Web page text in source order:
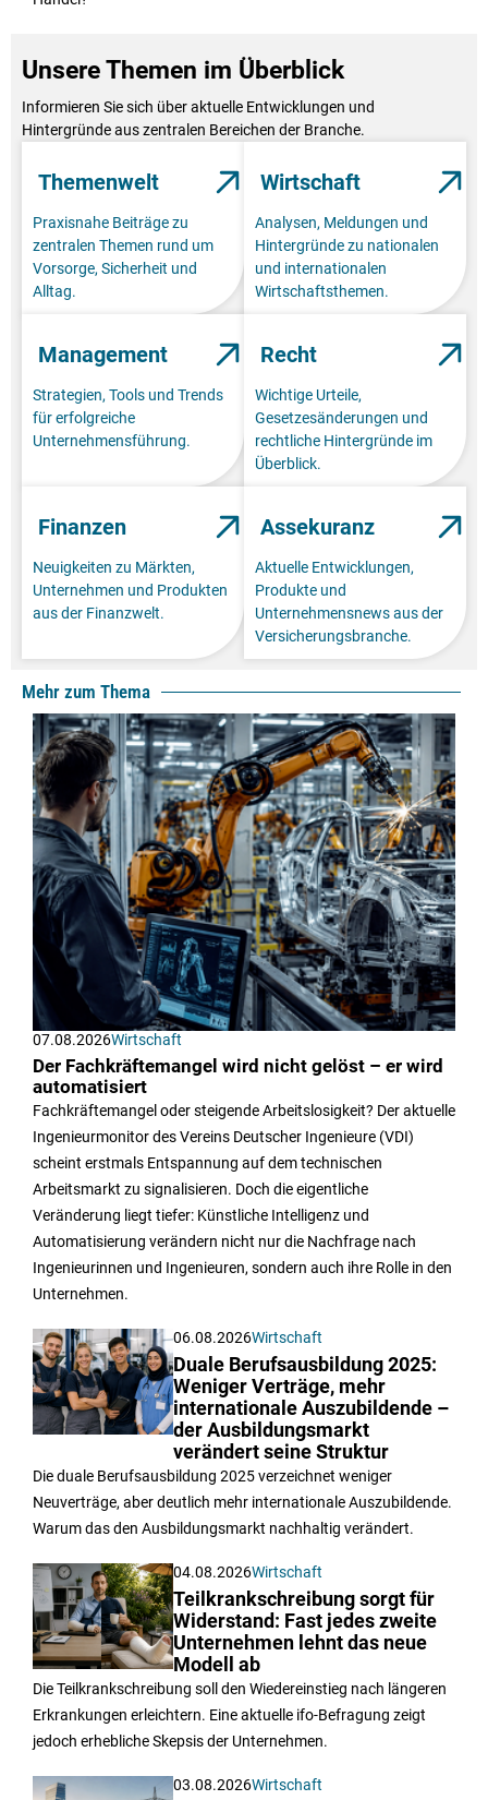
Unsere Themen im Überblick
Informieren Sie sich über aktuelle Entwicklungen und
Hintergründe aus zentralen Bereichen der Branche.
Themenwelt
Praxisnahe Beiträge zu
zentralen Themen rund um
Vorsorge, Sicherheit und
Alltag.
Wirtschaft
Analysen, Meldungen und
Hintergründe zu nationalen
und internationalen
Wirtschaftsthemen.
Management
Strategien, Tools und Trends
für erfolgreiche
Unternehmensführung.
Recht
Wichtige Urteile,
Gesetzesänderungen und
rechtliche Hintergründe im
Überblick.
Finanzen
Neuigkeiten zu Märkten,
Unternehmen und Produkten
aus der Finanzwelt.
Assekuranz
Aktuelle Entwicklungen,
Produkte und
Unternehmensnews aus der
Versicherungsbranche.
Mehr zum Thema
07.08.2026Wirtschaft
Der Fachkräftemangel wird nicht gelöst – er wird
automatisiert
Fachkräftemangel oder steigende Arbeitslosigkeit? Der aktuelle
Ingenieurmonitor des Vereins Deutscher Ingenieure (VDI)
scheint erstmals Entspannung auf dem technischen
Arbeitsmarkt zu signalisieren. Doch die eigentliche
Veränderung liegt tiefer: Künstliche Intelligenz und
Automatisierung verändern nicht nur die Nachfrage nach
Ingenieurinnen und Ingenieuren, sondern auch ihre Rolle in den
Unternehmen.
06.08.2026Wirtschaft
Duale Berufsausbildung 2025:
Weniger Verträge, mehr
internationale Auszubildende –
der Ausbildungsmarkt
verändert seine Struktur
Die duale Berufsausbildung 2025 verzeichnet weniger
Neuverträge, aber deutlich mehr internationale Auszubildende.
Warum das den Ausbildungsmarkt nachhaltig verändert.
04.08.2026Wirtschaft
Teilkrankschreibung sorgt für
Widerstand: Fast jedes zweite
Unternehmen lehnt das neue
Modell ab
Die Teilkrankschreibung soll den Wiedereinstieg nach längeren
Erkrankungen erleichtern. Eine aktuelle ifo-Befragung zeigt
jedoch erhebliche Skepsis der Unternehmen.
03.08.2026Wirtschaft